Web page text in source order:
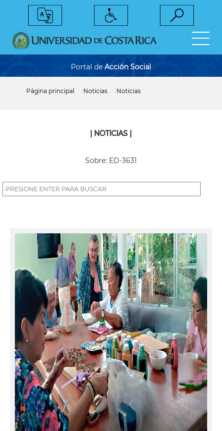
Portal de Acción Social
Página principal Noticias Noticias
| NOTICIAS |
Sobre: ED-3631